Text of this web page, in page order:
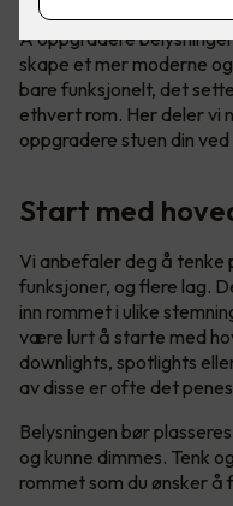
Å oppgradere
skape et mer moderne
bare funksjonelt, det
ethvert rom. Her deler vi
oppgradere stuen din
Start med
Vi anbefaler deg å tenke
funksjoner, og flere lag.
inn rommet i ulike
være lurt å starte med
downlights, spotlights
av disse er ofte det
Belysningen bør
og kunne dimmes. Tenk
rommet som du ønsker å